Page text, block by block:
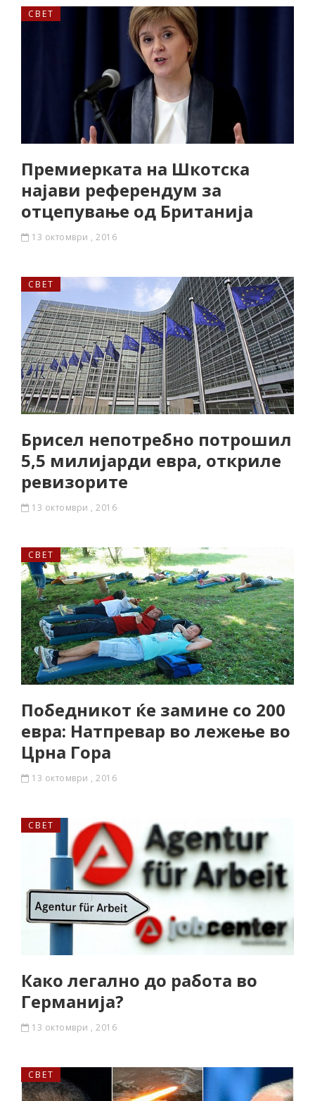
СВЕТ
Премиерката на Шкотска
најави референдум за
отцепување од Британија
13 октомври , 2016
СВЕТ
Брисел непотребно потрошил
5,5 милијарди евра, откриле
ревизорите
13 октомври , 2016
СВЕТ
Победникот ќе замине со 200
евра: Натпревар во лежење во
Црна Гора
13 октомври , 2016
СВЕТ
Како легално до работа во
Германија?
13 октомври , 2016
СВЕТ